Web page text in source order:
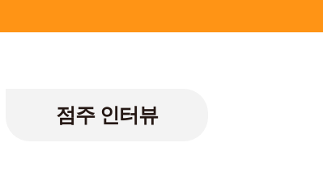
점주 인터뷰